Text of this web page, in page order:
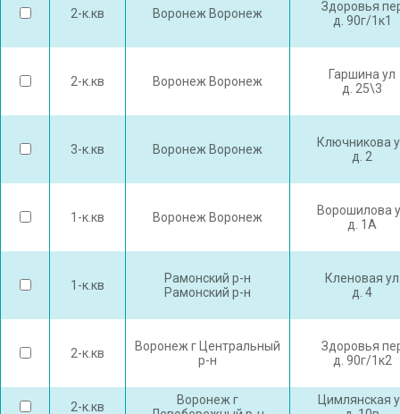
2-к.кв Воронеж Воронеж
Здоровья
д. 90г/1к1
2-к.кв Воронеж Воронеж
Гаршина ул
д. 25\3
3-к.кв Воронеж Воронеж
Ключникова
д. 2
1-к.кв Воронеж Воронеж
Ворошилова
д. 1А
1-к.кв
Рамонский р-н
Рамонский р-н
Кленовая ул
д. 4
2-к.кв
Воронеж г Центральный
р-н
Здоровья
д. 90г/1к2
2-к.кв
Воронеж г
Цимлянская